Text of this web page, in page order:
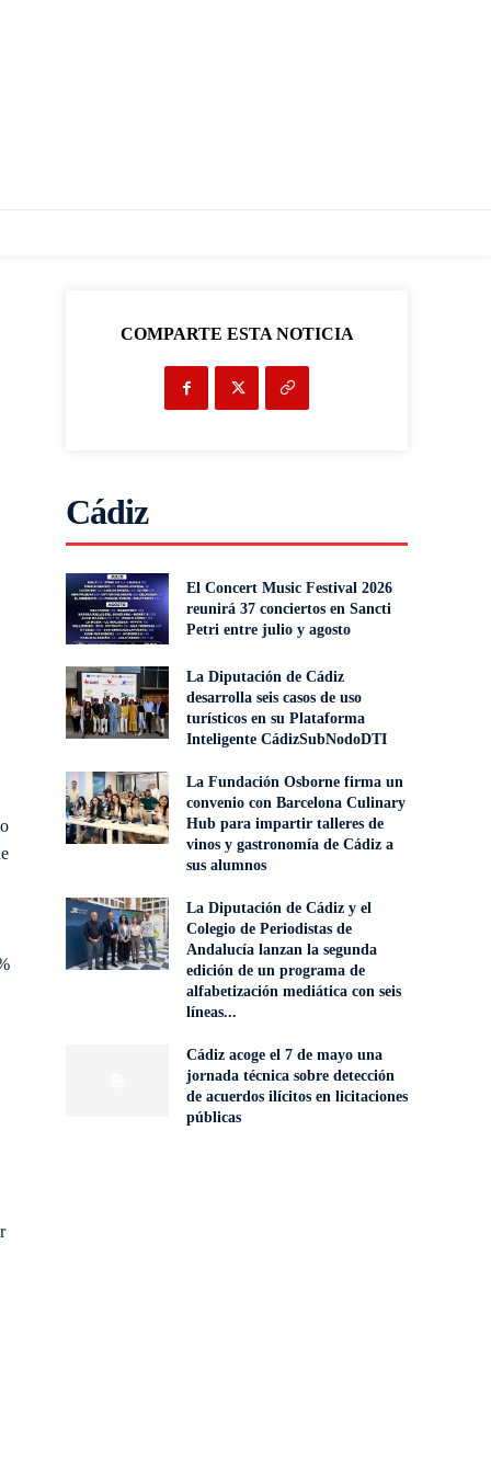
COMPARTE ESTA NOTICIA
Cádiz
El Concert Music Festival 2026
reunirá 37 conciertos en Sancti
Petri entre julio y agosto
La Diputación de Cádiz
desarrolla seis casos de uso
turísticos en su Plataforma
Inteligente CádizSubNodoDTI
La Fundación Osborne firma un
convenio con Barcelona Culinary
Hub para impartir talleres de
vinos y gastronomía de Cádiz a
sus alumnos
La Diputación de Cádiz y el
Colegio de Periodistas de
Andalucía lanzan la segunda
edición de un programa de
alfabetización mediática con seis
líneas...
Cádiz acoge el 7 de mayo una
jornada técnica sobre detección
de acuerdos ilícitos en licitaciones
públicas